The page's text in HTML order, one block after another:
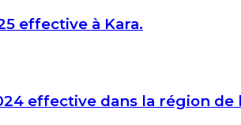
effective à Kara.
effective dans la région de